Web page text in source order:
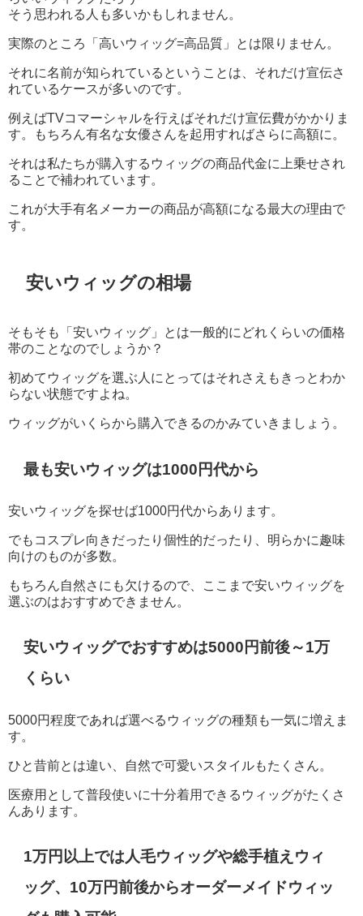
そう思われる人も多いかもしれません。
実際のところ「高いウィッグ=高品質」とは限りません。
それに名前が知られているということは、それだけ宣伝さ
れているケースが多いのです。
例えばTVコマーシャルを行えばそれだけ宣伝費がかかりま
す。もちろん有名な女優さんを起用すればさらに高額に。
それは私たちが購入するウィッグの商品代金に上乗せされ
ることで補われています。
これが大手有名メーカーの商品が高額になる最大の理由で
す。
安いウィッグの相場
そもそも「安いウィッグ」とは一般的にどれくらいの価格
帯のことなのでしょうか？
初めてウィッグを選ぶ人にとってはそれさえもきっとわか
らない状態ですよね。
ウィッグがいくらから購入できるのかみていきましょう。
最も安いウィッグは1000円代から
安いウィッグを探せば1000円代からあります。
でもコスプレ向きだったり個性的だったり、明らかに趣味
向けのものが多数。
もちろん自然さにも欠けるので、ここまで安いウィッグを
選ぶのはおすすめできません。
安いウィッグでおすすめは5000円前後～1万
くらい
5000円程度であれば選べるウィッグの種類も一気に増えま
す。
ひと昔前とは違い、自然で可愛いスタイルもたくさん。
医療用として普段使いに十分着用できるウィッグがたくさ
んあります。
1万円以上では人毛ウィッグや総手植えウィ
ッグ、10万円前後からオーダーメイドウィッ